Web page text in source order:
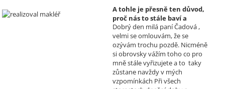
A tohle je přesně ten důvod,
proč nás to stále baví a
naplňuje, poděkování od pana
Míška.
Realizoval makléř: Sylva
Čadová
Dobrý den milá paní Čadová ,
velmi se omlouvám, že se
ozývám trochu pozdě. Nicméně
si obrovsky vážím toho co pro
mně stále vyřizujete a to taky
zůstane navždy v mých
vzpomínkách Při všech